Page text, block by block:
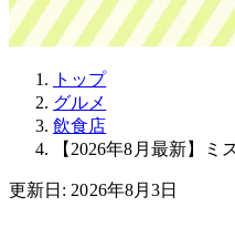
トップ
グルメ
飲食店
【2026年8月最新】
更新日: 2026年8月3日